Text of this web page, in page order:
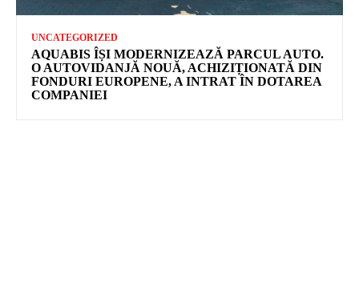
UNCATEGORIZED
AQUABIS ÎȘI MODERNIZEAZĂ PARCUL AUTO.
O AUTOVIDANJĂ NOUĂ, ACHIZIȚIONATĂ DIN
FONDURI EUROPENE, A INTRAT ÎN DOTAREA
COMPANIEI